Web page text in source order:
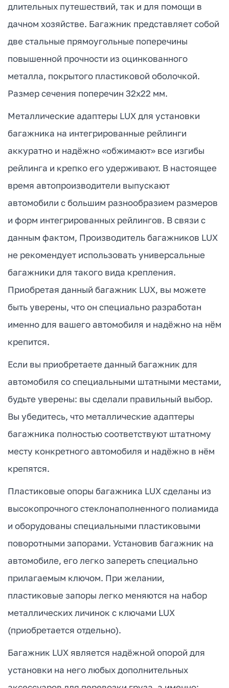
длительных путешествий, так и для помощи в
дачном хозяйстве. Багажник представляет собой
две стальные прямоугольные поперечины
повышенной прочности из оцинкованного
металла, покрытого пластиковой оболочкой.
Размер сечения поперечин 32х22 мм.
Металлические адаптеры LUX для установки
багажника на интегрированные рейлинги
аккуратно и надёжно «обжимают» все изгибы
рейлинга и крепко его удерживают. В настоящее
время автопроизводители выпускают
автомобили с большим разнообразием размеров
и форм интегрированных рейлингов. В связи с
данным фактом, Производитель багажников LUX
не рекомендует использовать универсальные
багажники для такого вида крепления.
Приобретая данный багажник LUX, вы можете
быть уверены, что он специально разработан
именно для вашего автомобиля и надёжно на нём
крепится.
Если вы приобретаете данный багажник для
автомобиля со специальными штатными местами,
будьте уверены: вы сделали правильный выбор.
Вы убедитесь, что металлические адаптеры
багажника полностью соответствуют штатному
месту конкретного автомобиля и надёжно в нём
крепятся.
Пластиковые опоры багажника LUX сделаны из
высокопрочного стеклонаполненного полиамида
и оборудованы специальными пластиковыми
поворотными запорами. Установив багажник на
автомобиле, его легко запереть специально
прилагаемым ключом. При желании,
пластиковые запоры легко меняются на набор
металлических личинок с ключами LUX
(приобретается отдельно).
Багажник LUX является надёжной опорой для
установки на него любых дополнительных